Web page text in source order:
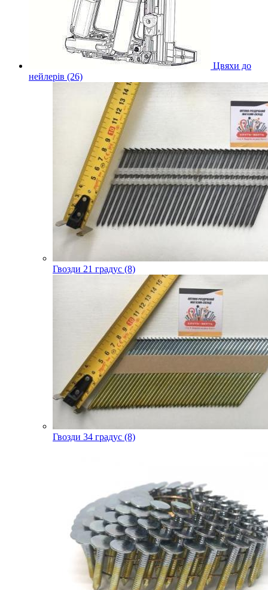
Цвяхи до
нейлерів (26)
Гвозди 21 градус (8)
Гвозди 34 градус (8)